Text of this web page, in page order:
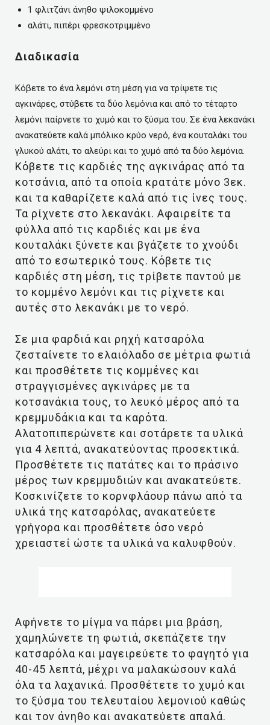
1 φλιτζάνι άνηθο ψιλοκομμένο
αλάτι, πιπέρι φρεσκοτριμμένο
Διαδικασία
Κόβετε το ένα λεμόνι στη μέση για να τρίψετε τις
αγκινάρες, στύβετε τα δύο λεμόνια και από το τέταρτο
λεμόνι παίρνετε το χυμό και το ξύσμα του. Σε ένα λεκανάκι
ανακατεύετε καλά μπόλικο κρύο νερό, ένα κουταλάκι του
γλυκού αλάτι, το αλεύρι και το χυμό από τα δύο λεμόνια.
Κόβετε τις καρδιές της αγκινάρας από τα
κοτσάνια, από τα οποία κρατάτε μόνο 3εκ.
και τα καθαρίζετε καλά από τις ίνες τους.
Τα ρίχνετε στο λεκανάκι. Αφαιρείτε τα
φύλλα από τις καρδιές και με ένα
κουταλάκι ξύνετε και βγάζετε το χνούδι
από το εσωτερικό τους. Κόβετε τις
καρδιές στη μέση, τις τρίβετε παντού με
το κομμένο λεμόνι και τις ρίχνετε και
αυτές στο λεκανάκι με το νερό.
Σε μια φαρδιά και ρηχή κατσαρόλα
ζεσταίνετε το ελαιόλαδο σε μέτρια φωτιά
και προσθέτετε τις κομμένες και
στραγγισμένες αγκινάρες με τα
κοτσανάκια τους, το λευκό μέρος από τα
κρεμμυδάκια και τα καρότα.
Αλατοπιπερώνετε και σοτάρετε τα υλικά
για 4 λεπτά, ανακατεύοντας προσεκτικά.
Προσθέτετε τις πατάτες και το πράσινο
μέρος των κρεμμυδιών και ανακατεύετε.
Κοσκινίζετε το κορνφλάουρ πάνω από τα
υλικά της κατσαρόλας, ανακατεύετε
γρήγορα και προσθέτετε όσο νερό
χρειαστεί ώστε τα υλικά να καλυφθούν.
Αφήνετε το μίγμα να πάρει μια βράση,
χαμηλώνετε τη φωτιά, σκεπάζετε την
κατσαρόλα και μαγειρεύετε το φαγητό για
40-45 λεπτά, μέχρι να μαλακώσουν καλά
όλα τα λαχανικά. Προσθέτετε το χυμό και
το ξύσμα του τελευταίου λεμονιού καθώς
και τον άνηθο και ανακατεύετε απαλά.